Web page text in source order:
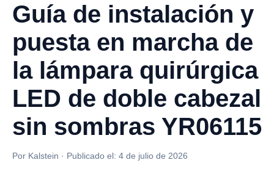
Guía de instalación y
puesta en marcha de
la lámpara quirúrgica
LED de doble cabezal
sin sombras YR06115
Por Kalstein · Publicado el: 4 de julio de 2026